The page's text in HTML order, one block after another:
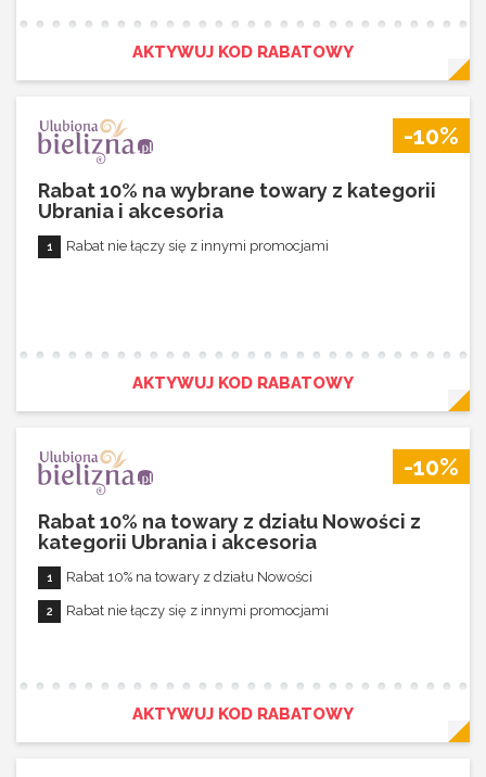
AKTYWUJ KOD RABATOWY
-10%
Rabat 10% na wybrane towary z kategorii
Ubrania i akcesoria
Rabat nie łączy się z innymi promocjami
AKTYWUJ KOD RABATOWY
-10%
Rabat 10% na towary z działu Nowości z
kategorii Ubrania i akcesoria
Rabat 10% na towary z działu Nowości
Rabat nie łączy się z innymi promocjami
AKTYWUJ KOD RABATOWY